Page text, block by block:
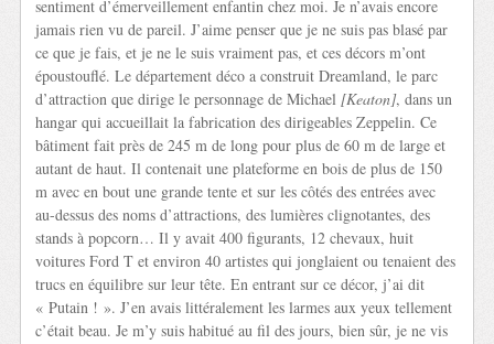
sentiment d’émerveillement enfantin chez moi. Je n’avais encore
jamais rien vu de pareil. J’aime penser que je ne suis pas blasé par
ce que je fais, et je ne le suis vraiment pas, et ces décors m’ont
époustouflé. Le département déco a construit Dreamland, le parc
d’attraction que dirige le personnage de Michael [Keaton], dans un
hangar qui accueillait la fabrication des dirigeables Zeppelin. Ce
bâtiment fait près de 245 m de long pour plus de 60 m de large et
autant de haut. Il contenait une plateforme en bois de plus de 150
m avec en bout une grande tente et sur les côtés des entrées avec
au-dessus des noms d’attractions, des lumières clignotantes, des
stands à popcorn… Il y avait 400 figurants, 12 chevaux, huit
voitures Ford T et environ 40 artistes qui jonglaient ou tenaient des
trucs en équilibre sur leur tête. En entrant sur ce décor, j’ai dit
« Putain ! ». J’en avais littéralement les larmes aux yeux tellement
c’était beau. Je m’y suis habitué au fil des jours, bien sûr, je ne vis